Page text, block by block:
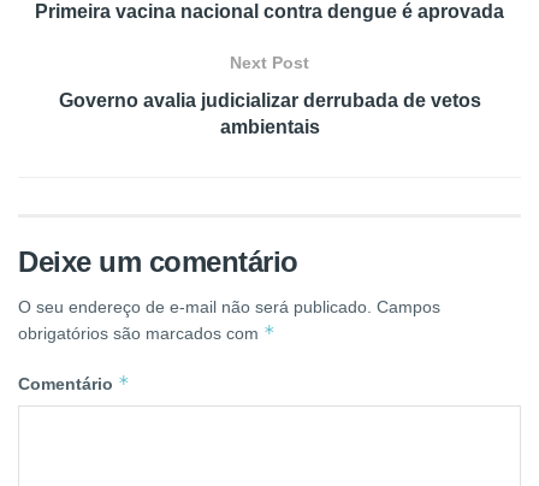
Primeira vacina nacional contra dengue é aprovada
Next Post
Governo avalia judicializar derrubada de vetos
ambientais
Deixe um comentário
O seu endereço de e-mail não será publicado. Campos
obrigatórios são marcados com *
Comentário *